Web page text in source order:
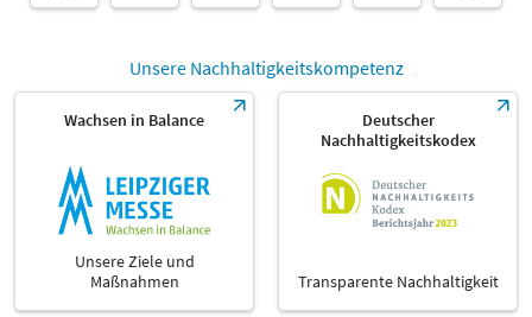
Unsere Nachhaltigkeitskompetenz
Wachsen in Balance
Unsere Ziele und
Maßnahmen
Deutscher
Nachhaltigkeitskodex
Transparente Nachhaltigkeit